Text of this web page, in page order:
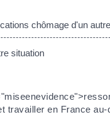
chômage d'un
situation
travailler en France